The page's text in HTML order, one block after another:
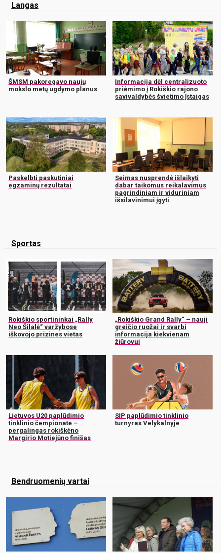
Langas
ŠMSM pakoregavo naujų
mokslo metų ugdymo planus
Informacija dėl centralizuoto
priėmimo į Rokiškio rajono
savivaldybės švietimo įstaigas
Paskelbti paskutiniai
egzaminų rezultatai
Seimas nusprendė išlaikyti
dabar taikomus reikalavimus
pagrindiniam ir viduriniam
išsilavinimui įgyti
Sportas
Rokiškio sportininkai „Rally
Neo Šilalė“ varžybose
iškovojo prizines vietas
„Rokiškio Grand Rally“ – nauji
greičio ruožai ir svarbi
informacija kiekvienam
žiūrovui
Lietuvos U20 paplūdimio
tinklinio čempionate –
pergalingas rokiškėno
Margirio Motiejūno finišas
SIP paplūdimio tinklinio
turnyras Velykalnyje
Bendruomenių vartai